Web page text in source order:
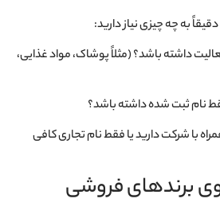
دقیقاً به چه چیزی نیاز دارید:
داشته باشد؟ (مثلاً پوشاک، مواد غذایی،
نام ثبت شده داشته باشد؟
با شرکت دارید یا فقط نام تجاری کافی